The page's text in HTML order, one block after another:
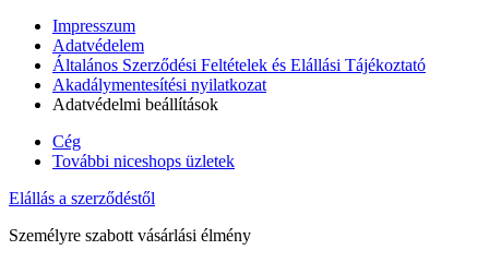
Impresszum
Adatvédelem
Általános Szerződési Feltételek és Elállási Tájékoztató
Akadálymentesítési nyilatkozat
Adatvédelmi beállítások
Cég
További niceshops üzletek
Elállás a szerződéstől
Személyre szabott vásárlási élmény